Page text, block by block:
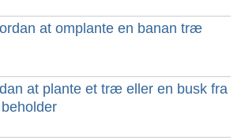
at omplante en banan træ
at plante et træ eller en busk fra